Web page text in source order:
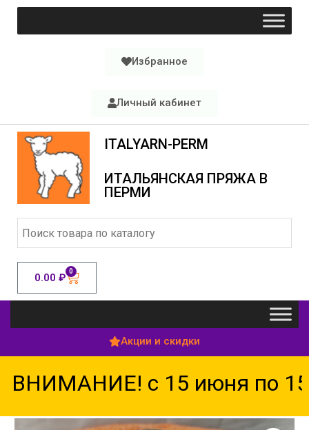
Избранное
Личный кабинет
ITALYARN-PERM
ИТАЛЬЯНСКАЯ ПРЯЖА В
ПЕРМИ
0.00 ₽ 0
Акции и скидки
с 15 июня по 15